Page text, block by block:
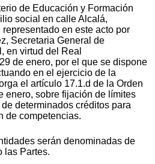
de Educación y Formación
social en calle Alcalá,
en este acto por
Secretaria General de
en virtud del Real
de enero, por el que se dispone
en el ejercicio de la
el artículo 17.1.d de la Orden
enero, sobre fijación de límites
determinados créditos para
de competencias.
serán denominadas de
las Partes.